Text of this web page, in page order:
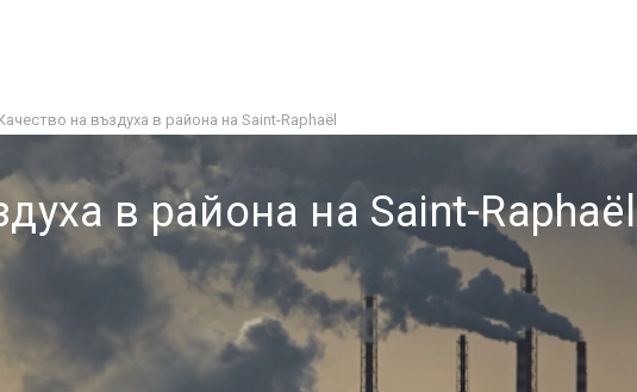
на въздуха в района на Saint-Raphaël
в района на Saint-Raphaël